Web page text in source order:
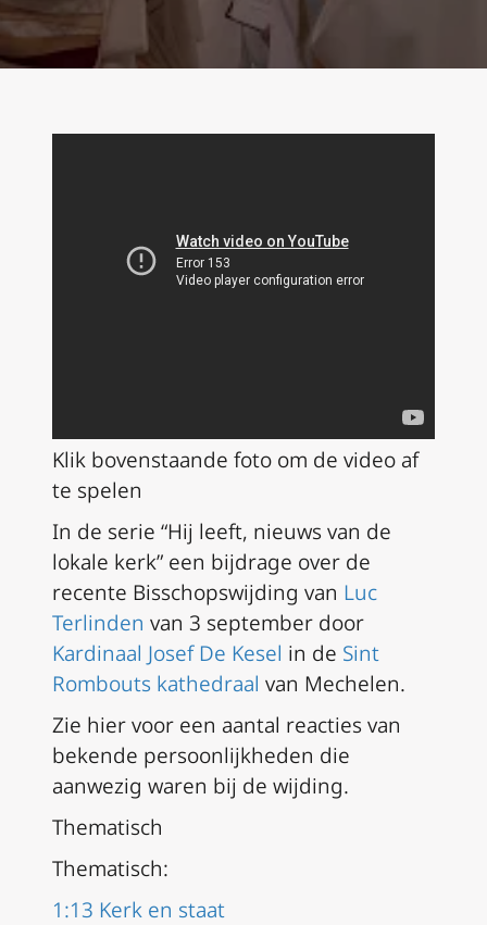
Klik bovenstaande foto om de video af
te spelen
In de serie “Hij leeft, nieuws van de
lokale kerk” een bijdrage over de
recente Bisschopswijding van Luc
Terlinden van 3 september door
Kardinaal Josef De Kesel in de Sint
Rombouts kathedraal van Mechelen.
Zie hier voor een aantal reacties van
bekende persoonlijkheden die
aanwezig waren bij de wijding.
Thematisch
Thematisch:
1:13 Kerk en staat